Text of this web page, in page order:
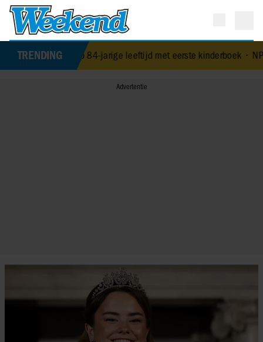
TRENDING
op 84-jarige leeftijd met eerste kinderboek•NPO-manager